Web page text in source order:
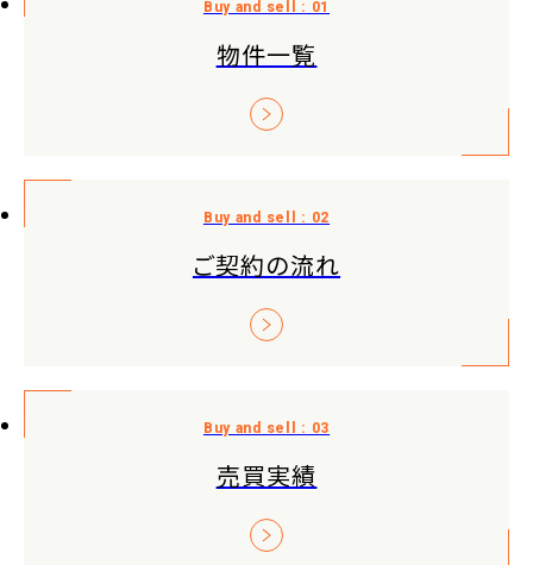
物件一覧
ご契約の流れ
売買実績